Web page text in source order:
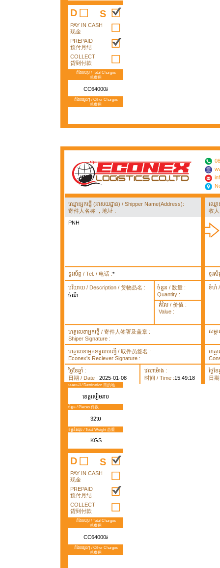
D S
PAY IN CASH
现金
PREPAID
预付月结
COLLECT
货到付款
តំលៃសរុប / Total Charges
总费用
CC64000៛
តំលៃផ្សេងៗ / Other Charges
总费用
ឈ្មោះអ្នកផ្ញើ (អាសយដ្ឋាន) / Shipper Name(Address):
寄件人名称 ，地址 :
PNH
ឈ្មោ
收
ទូរស័ព្ទ / Tel. / 电话 :* ទូរស័
បរិយាយ / Description / 货物品名 :
ចំណី
ចំនួន / 数量 :
Quantity :
តំលៃ / 价值 :
Value :
ទំហំ /
ហត្ថលេខាអ្នកផ្ញើ / 寄件人签署及盖章 :
Shiper Signature :
សម្គ
ហត្ថលេខាអ្នកទទួលបញ្ធើ / 取件员签名 :
Econex's Reciever Signature :
ហត្ថ
ថ្ងៃខែឆ្នាំ :
日期 / Date : 2025-01-08
វេលាម៉ោង :
时间 / Time :15:49:18
ថ្ងៃខែ
日
គោលដៅ / Destination 目的地
ខេត្តសៀមរាប
ចំនួន / Pieces 件数
32បេ
ទម្ងន់សរុប / Total Weight 总重
KGS
D S
PAY IN CASH
现金
PREPAID
预付月结
COLLECT
货到付款
តំលៃសរុប / Total Charges
总费用
CC64000៛
តំលៃផ្សេងៗ / Other Charges
总费用